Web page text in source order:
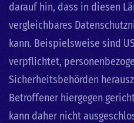
darauf hin, dass in diesen
vergleichbares
kann. Beispielsweise sind
verpflichtet,
Sicherheitsbehörden
Betroffener hiergegen
kann daher nicht